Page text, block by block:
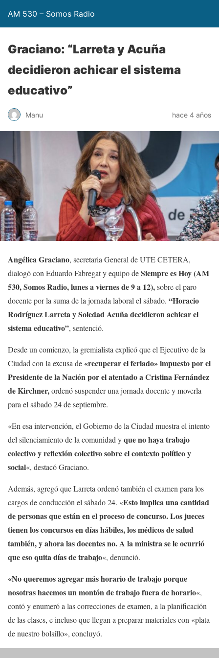
AM 530 – Somos Radio
Graciano: “Larreta y Acuña
decidieron achicar el sistema
educativo”
Manu hace 4 años
Angélica Graciano, secretaria General de UTE CETERA,
dialogó con Eduardo Fabregat y equipo deSiempre es Hoy (AM
530, Somos Radio, lunes a viernes de 9 a 12),sobre el paro
docente por la suma de la jornada laboral el sábado. “Horacio
Rodríguez Larreta y Soledad Acuña decidieron achicar el
sistema educativo”, sentenció.
Desde un comienzo, la gremialista explicó que el Ejecutivo de la
Ciudad con la excusa de«recuperar el feriado» impuesto por el
Presidente de la Nación por el atentado a Cristina Fernández
de Kirchner,ordenó suspender una jornada docente y moverla
para el sábado 24 de septiembre.
«En esa intervención, el Gobierno de la Ciudad muestra el intento
del silenciamiento de la comunidad yque no haya trabajo
colectivo y reflexión colectivo sobre el contexto político y
social«, destacó Graciano.
Además, agregó que Larreta ordenó también el examen para los
cargos de conducción el sábado 24. «Esto implica una cantidad
de personas que están en el proceso de concurso. Los jueces
tienen los concursos en días hábiles, los médicos de salud
también, y ahora las docentes no. A la ministra se le ocurrió
que eso quita días de trabajo«, denunció.
«No queremos agregar más horario de trabajo porque
nosotras hacemos un montón de trabajo fuera de horario«,
contó y enumeró a las correcciones de examen, a la planificación
de las clases, e incluso que llegan a preparar materiales con «plata
de nuestro bolsillo», concluyó.